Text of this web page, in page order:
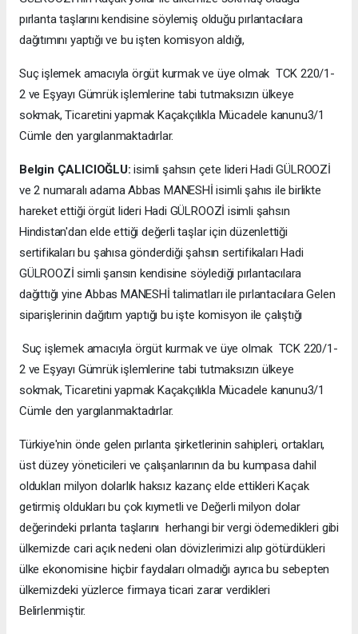
pırlanta taşlarını kendisine söylemiş olduğu pırlantacılara
dağıtımını yaptığı ve bu işten komisyon aldığı,
Suç işlemek amacıyla örgüt kurmak ve üye olmak TCK 220/1-
2 ve Eşyayı Gümrük işlemlerine tabi tutmaksızın ülkeye
sokmak, Ticaretini yapmak Kaçakçılıkla Mücadele kanunu3/1
Cümle den yargılanmaktadırlar.
Belgin ÇALICIOĞLU: isimli şahsın çete lideri Hadi GÜLROOZİ
ve 2 numaralı adama Abbas MANESHİ isimli şahıs ile birlikte
hareket ettiği örgüt lideri Hadi GÜLROOZİ isimli şahsın
Hindistan'dan elde ettiği değerli taşlar için düzenlettiği
sertifikaları bu şahısa gönderdiği şahsın sertifikaları Hadi
GÜLROOZİ simli şansın kendisine söylediği pırlantacılara
dağıttığı yine Abbas MANESHİ talimatları ile pırlantacılara Gelen
siparişlerinin dağıtım yaptığı bu işte komisyon ile çalıştığı
Suç işlemek amacıyla örgüt kurmak ve üye olmak TCK 220/1-
2 ve Eşyayı Gümrük işlemlerine tabi tutmaksızın ülkeye
sokmak, Ticaretini yapmak Kaçakçılıkla Mücadele kanunu3/1
Cümle den yargılanmaktadırlar.
Türkiye'nin önde gelen pırlanta şirketlerinin sahipleri, ortakları,
üst düzey yöneticileri ve çalışanlarının da bu kumpasa dahil
oldukları milyon dolarlık haksız kazanç elde ettikleri Kaçak
getirmiş oldukları bu çok kıymetli ve Değerli milyon dolar
değerindeki pırlanta taşlarını herhangi bir vergi ödemedikleri gibi
ülkemizde cari açık nedeni olan dövizlerimizi alıp götürdükleri
ülke ekonomisine hiçbir faydaları olmadığı ayrıca bu sebepten
ülkemizdeki yüzlerce firmaya ticari zarar verdikleri
Belirlenmiştir.